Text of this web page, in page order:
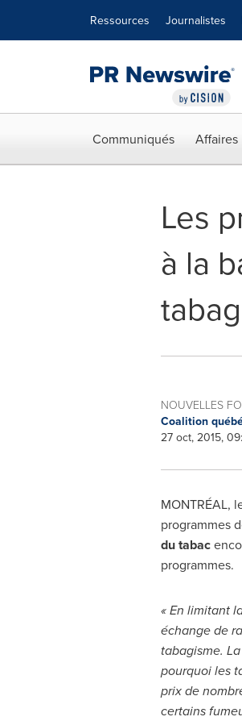
Ressources Journalistes
Communiqués Affaires
Les
à la
NOUVELLES
Coalition
27 oct, 2015,
MONTRÉAL,
programmes
du tabac
programmes.
« En limitant
échange de
tabagisme.
pourquoi les
prix de
certains